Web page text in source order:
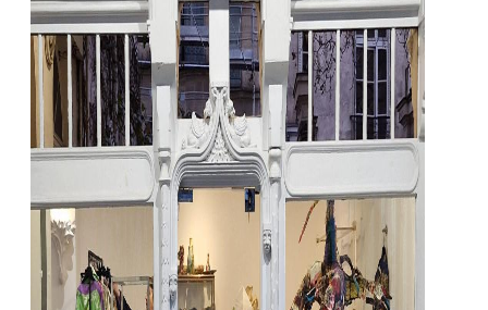
Blog
FAQ
A propos
Contactez-nous !